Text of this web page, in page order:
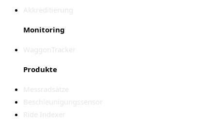
Akkreditierung
Monitoring
WaggonTracker
Produkte
Messradsätze
Beschleunigungssensor
Ride Indexer